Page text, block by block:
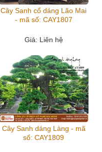
Cây Sanh cổ dáng Lão Mai
- mã số: CAY1807
Giá: Liên hệ
Cây Sanh dáng Làng - mã
số: CAY1809